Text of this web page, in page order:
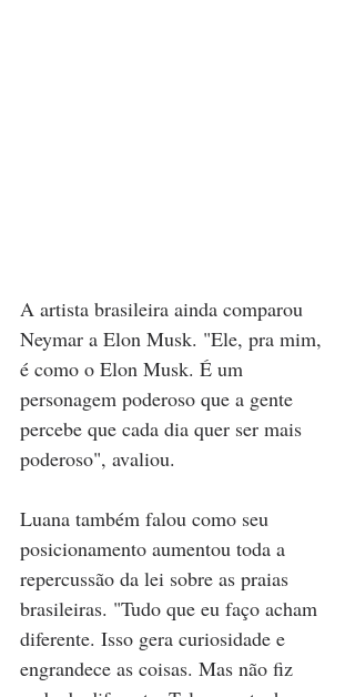
A artista brasileira ainda comparou
Neymar a Elon Musk. "Ele, pra mim,
é como o Elon Musk. É um
personagem poderoso que a gente
percebe que cada dia quer ser mais
poderoso", avaliou.
Luana também falou como seu
posicionamento aumentou toda a
repercussão da lei sobre as praias
brasileiras. "Tudo que eu faço acham
diferente. Isso gera curiosidade e
engrandece as coisas. Mas não fiz